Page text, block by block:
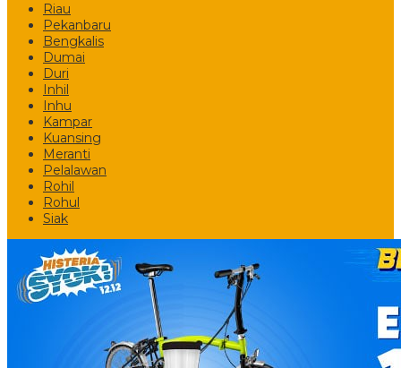
Riau
Pekanbaru
Bengkalis
Dumai
Duri
Inhil
Inhu
Kampar
Kuansing
Meranti
Pelalawan
Rohil
Rohul
Siak